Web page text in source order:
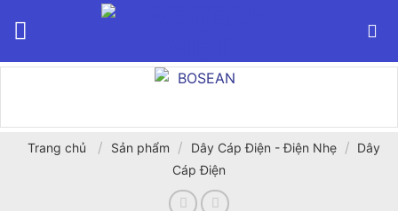
Trang chủ / Sản phẩm / Dây Cáp Điện - Điện Nhẹ / Dây
Cáp Điện